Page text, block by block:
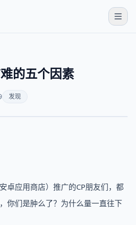
的五个因素
发现
卓应用商店）推广的CP朋友们，都
你们是肿么了？为什么量一直往下